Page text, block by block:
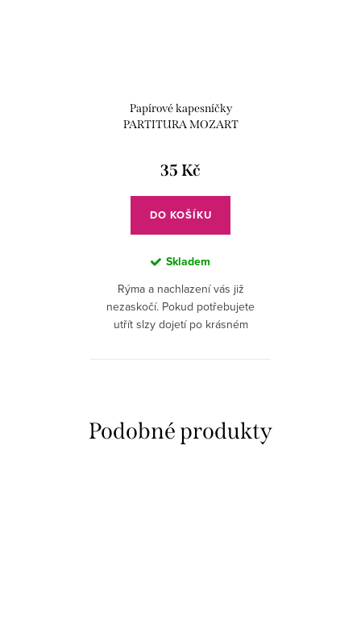
Papírové kapesníčky
PARTITURA MOZART
35 Kč
DO KOŠÍKU
Skladem
Rýma a nachlazení vás již
nezaskočí. Pokud potřebujete
utřít slzy dojetí po krásném